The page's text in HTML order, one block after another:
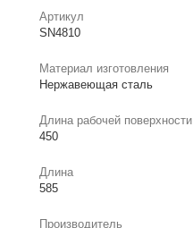
Артикул
SN4810
Материал изготовления
Нержавеющая сталь
Длина рабочей поверхности
450
Длина
585
Производитель